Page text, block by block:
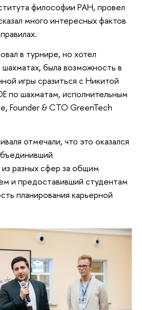
философии РАН, провел
много интересных фактов
в турнире, но хотел
была возможность в
игры сразиться с Никитой
по шахматам, исполнительным
Founder & CTO GreenTech
отмечали, что это оказался
разных сфер за общим
и предоставивший студентам
планирования карьерной